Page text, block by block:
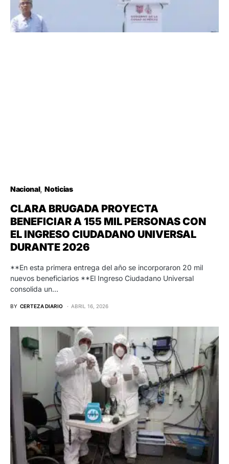
Nacional Noticias
CLARA BRUGADA PROYECTA
BENEFICIAR A 155 MIL PERSONAS CON
EL INGRESO CIUDADANO UNIVERSAL
DURANTE 2026
**En esta primera entrega del año se incorporaron 20 mil
nuevos beneficiarios **El Ingreso Ciudadano Universal
consolida un…
BY CERTEZA DIARIO ABRIL 16, 2026